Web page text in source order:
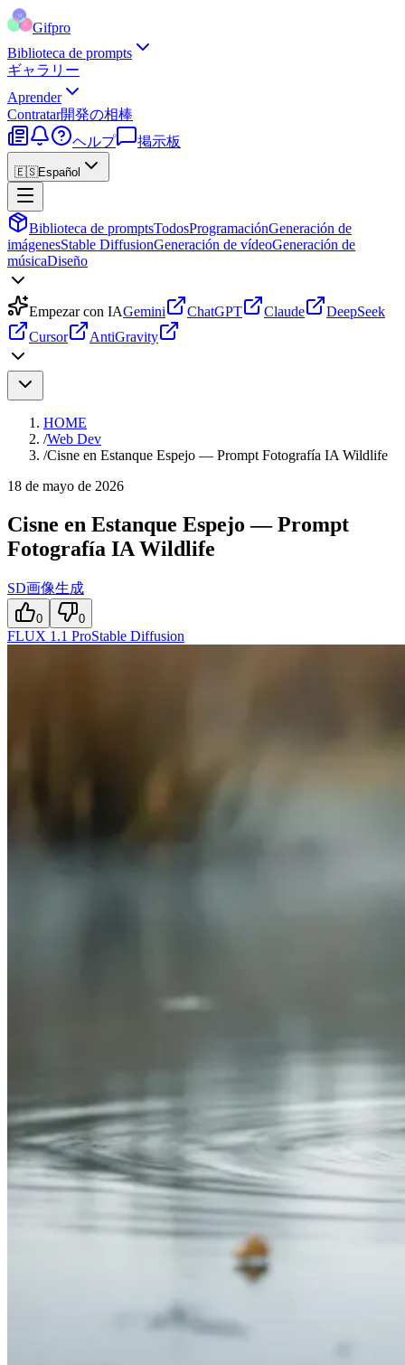
Gifpro
Biblioteca de prompts
ギャラリー
Aprender
Contratar開発の相棒
ヘルプ
掲示板
🇪🇸Español
Biblioteca de promptsTodosProgramaciónGeneración de
imágenesStable DiffusionGeneración de vídeoGeneración de
músicaDiseño
Empezar con IAGemini ChatGPT Claude
DeepSeek
Cursor
AntiGravity
HOME
/Web Dev
/Cisne en Estanque Espejo — Prompt Fotografía IA Wildlife
18 de mayo de 2026
Cisne en Estanque Espejo — Prompt
Fotografía IA Wildlife
SD画像生成
0 0
FLUX 1.1 ProStable Diffusion